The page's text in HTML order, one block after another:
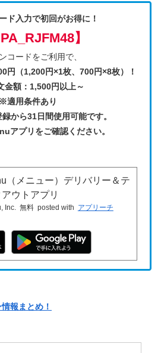
ド入力で初回がお得に！
】
コードをご利用で、
円（1,200円×1枚、700円×8枚）！
金額：1,500円以上～
※適用条件あり
から31日間使用可能です。
アプリをご確認ください。
（メニュー）デリバリー＆テ
ウトアプリ
Inc. 無料 posted with アプリーチ
報まとめ！